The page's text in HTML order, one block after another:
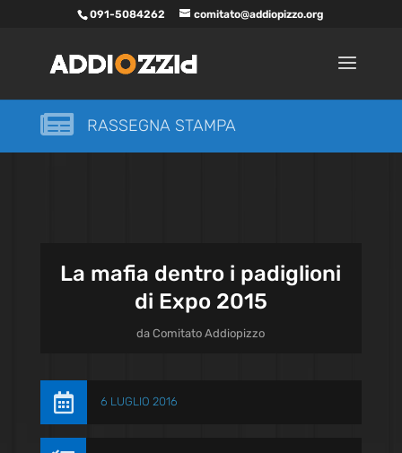
091-5084262 comitato@addiopizzo.org
 RASSEGNA STAMPA
La mafia dentro i padiglioni
di Expo 2015
daComitato Addiopizzo
 6 LUGLIO 2016